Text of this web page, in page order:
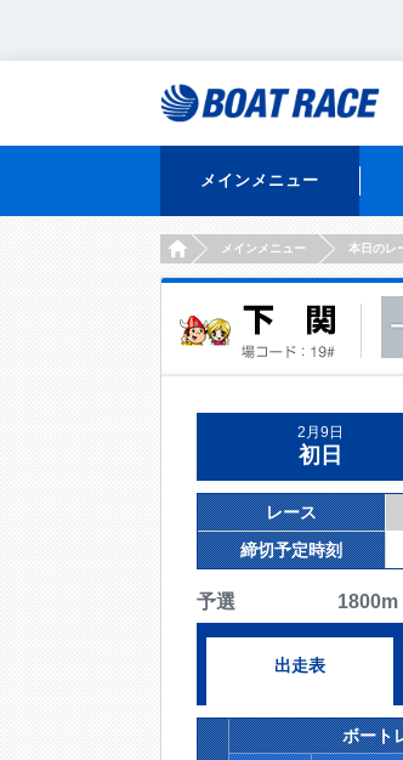
メインメニュー
HOMEメインメニュー 本日のレ
2月9日
初日
レース
締切予定時刻
予選 1800m
出走表
ボート